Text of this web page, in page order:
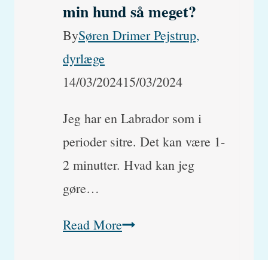
min hund så meget?
BySøren Drimer Pejstrup,
dyrlæge
14/03/202415/03/2024
Jeg har en Labrador som i
perioder sitre. Det kan være 1-
2 minutter. Hvad kan jeg
gøre…
Read MoreHvorfor